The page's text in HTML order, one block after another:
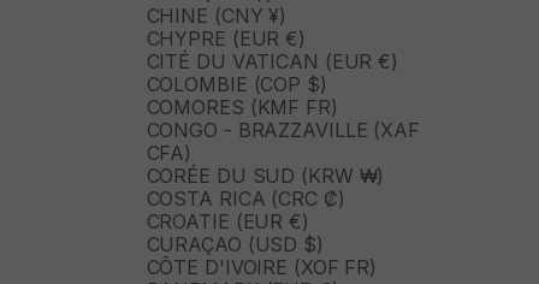
CHINE (CNY ¥)
CHYPRE (EUR €)
CITÉ DU VATICAN (EUR €)
COLOMBIE (COP $)
COMORES (KMF FR)
CONGO - BRAZZAVILLE (XAF
CFA)
CORÉE DU SUD (KRW ₩)
COSTA RICA (CRC ₡)
CROATIE (EUR €)
CURAÇAO (USD $)
CÔTE D'IVOIRE (XOF FR)